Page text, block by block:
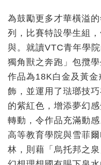
為鼓勵更多才華橫溢
列，比賽特設學生組
與。就讀VTC青年學
獨角獸之奔跑」包攬
作品為18K白金及黃
飾，並運用了琺瑯技
的紫紅色，增添夢幻
轉動，令作品充滿動
高等教育學院與雪菲
林，則藉「烏托邦之